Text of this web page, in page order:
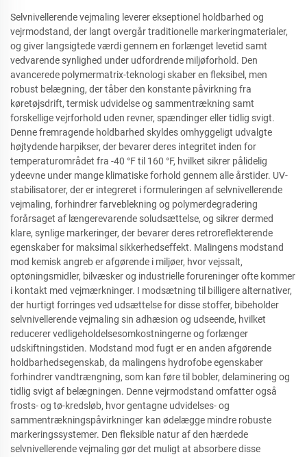
Selvnivellerende vejmaling leverer ekseptionel holdbarhed og
vejrmodstand, der langt overgår traditionelle markeringmaterialer,
og giver langsigtede værdi gennem en forlænget levetid samt
vedvarende synlighed under udfordrende miljøforhold. Den
avancerede polymermatrix-teknologi skaber en fleksibel, men
robust belægning, der tåber den konstante påvirkning fra
køretøjsdrift, termisk udvidelse og sammentrækning samt
forskellige vejrforhold uden revner, spændinger eller tidlig svigt.
Denne fremragende holdbarhed skyldes omhyggeligt udvalgte
højtydende harpikser, der bevarer deres integritet inden for
temperaturområdet fra -40 °F til 160 °F, hvilket sikrer pålidelig
ydeevne under mange klimatiske forhold gennem alle årstider. UV-
stabilisatorer, der er integreret i formuleringen af selvnivellerende
vejmaling, forhindrer farveblekning og polymerdegradering
forårsaget af længerevarende soludsættelse, og sikrer dermed
klare, synlige markeringer, der bevarer deres retroreflekterende
egenskaber for maksimal sikkerhedseffekt. Malingens modstand
mod kemisk angreb er afgørende i miljøer, hvor vejssalt,
optøningsmidler, bilvæsker og industrielle forureninger ofte kommer
i kontakt med vejmærkninger. I modsætning til billigere alternativer,
der hurtigt forringes ved udsættelse for disse stoffer, bibeholder
selvnivellerende vejmaling sin adhæsion og udseende, hvilket
reducerer vedligeholdelsesomkostningerne og forlænger
udskiftningstiden. Modstand mod fugt er en anden afgørende
holdbarhedsegenskab, da malingens hydrofobe egenskaber
forhindrer vandtrængning, som kan føre til bobler, delaminering og
tidlig svigt af belægningen. Denne vejrmodstand omfatter også
frosts- og tø-kredsløb, hvor gentagne udvidelses- og
sammentrækningspåvirkninger kan ødelægge mindre robuste
markeringssystemer. Den fleksible natur af den hærdede
selvnivellerende vejmaling gør det muligt at absorbere disse